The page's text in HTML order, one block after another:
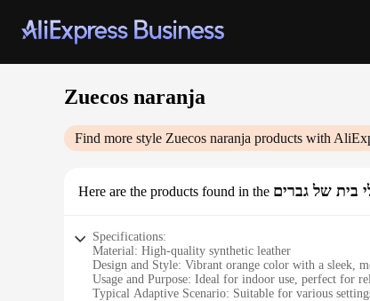
Zuecos naranja
Find more style Zuecos naranja products with
Here are the products found in the בית של גברים
Specifications:
Material: High-quality synthetic leather
Design and Style: Vibrant orange color with a sleek,
Usage and Purpose: Ideal for indoor use, perfect for
Typical Adaptive Scenario: Suitable for various